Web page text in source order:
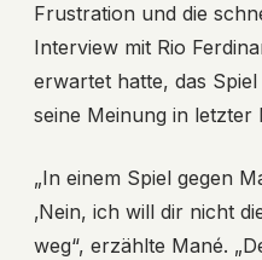
Frustration und die
Interview mit Rio
erwartet hatte, das
seine Meinung in letzter
„In einem Spiel gegen
‚Nein, ich will dir nicht
weg“, erzählte Mané.